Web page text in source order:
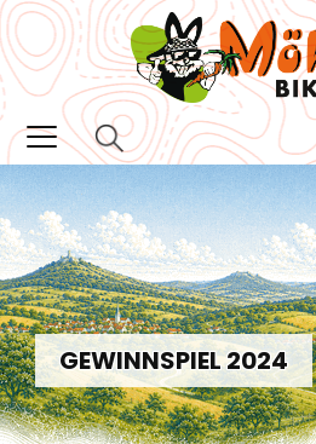
GEWINNSPIEL 2024